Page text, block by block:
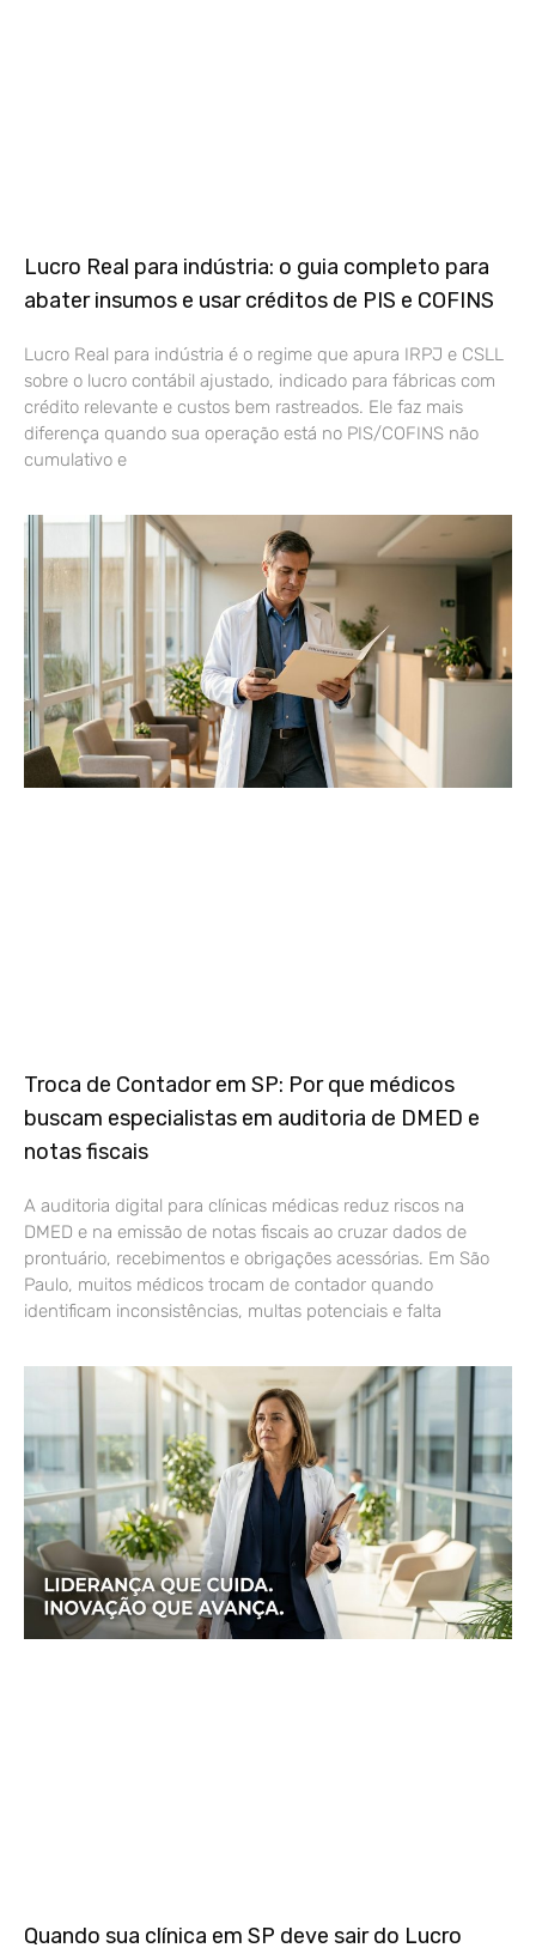
Lucro Real para indústria: o guia completo para
abater insumos e usar créditos de PIS e COFINS
Lucro Real para indústria é o regime que apura IRPJ e CSLL
sobre o lucro contábil ajustado, indicado para fábricas com
crédito relevante e custos bem rastreados. Ele faz mais
diferença quando sua operação está no PIS/COFINS não
cumulativo e
Troca de Contador em SP: Por que médicos
buscam especialistas em auditoria de DMED e
notas fiscais
A auditoria digital para clínicas médicas reduz riscos na
DMED e na emissão de notas fiscais ao cruzar dados de
prontuário, recebimentos e obrigações acessórias. Em São
Paulo, muitos médicos trocam de contador quando
identificam inconsistências, multas potenciais e falta
Quando sua clínica em SP deve sair do Lucro